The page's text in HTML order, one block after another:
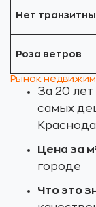
Нет
Роза ветров
Рынок
За 20
самых
Цена за
городе
Что это